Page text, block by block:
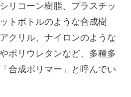
リコーン樹脂、プラスチッ
トボトルのような合成樹
クリル、ナイロンのような
ポリウレタンなど、多種多
合成ポリマー」と呼んでい